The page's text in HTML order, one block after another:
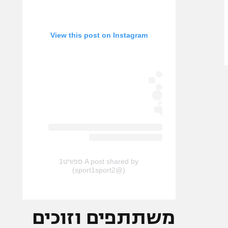
View this post on Instagram
A post shared by ספורט1
(@sport1sport2)
משתתפים וזוכים